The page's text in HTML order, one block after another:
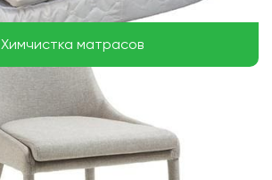
Химчистка матрасов